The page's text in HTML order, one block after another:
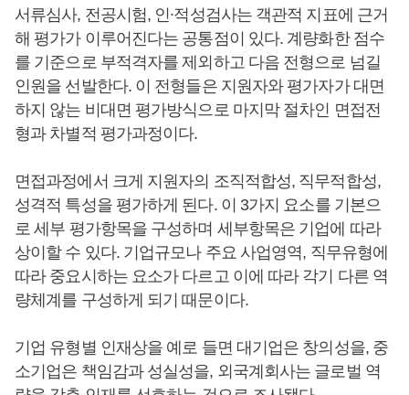
서류심사, 전공시험, 인∙적성검사는 객관적 지표에 근거
해 평가가 이루어진다는 공통점이 있다. 계량화한 점수
를 기준으로 부적격자를 제외하고 다음 전형으로 넘길
인원을 선발한다. 이 전형들은 지원자와 평가자가 대면
하지 않는 비대면 평가방식으로 마지막 절차인 면접전
형과 차별적 평가과정이다.
면접과정에서 크게 지원자의 조직적합성, 직무적합성,
성격적 특성을 평가하게 된다. 이 3가지 요소를 기본으
로 세부 평가항목을 구성하며 세부항목은 기업에 따라
상이할 수 있다. 기업규모나 주요 사업영역, 직무유형에
따라 중요시하는 요소가 다르고 이에 따라 각기 다른 역
량체계를 구성하게 되기 때문이다.
기업 유형별 인재상을 예로 들면 대기업은 창의성을, 중
소기업은 책임감과 성실성을, 외국계회사는 글로벌 역